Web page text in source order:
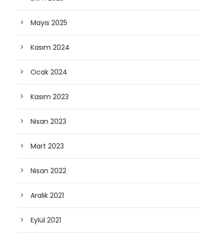
Mayıs 2025
Kasım 2024
Ocak 2024
Kasım 2023
Nisan 2023
Mart 2023
Nisan 2022
Aralık 2021
Eylül 2021